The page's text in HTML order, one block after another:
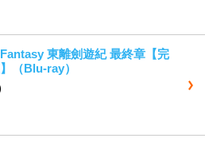
東離劍遊紀 最終章【完
（Blu-ray）